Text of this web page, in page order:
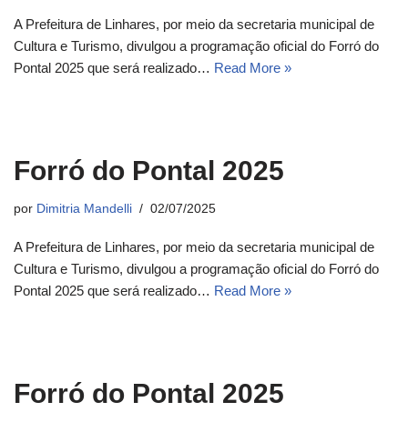
A Prefeitura de Linhares, por meio da secretaria municipal de
Cultura e Turismo, divulgou a programação oficial do Forró do
Pontal 2025 que será realizado… Read More »
Forró do Pontal 2025
por Dimitria Mandelli 02/07/2025
A Prefeitura de Linhares, por meio da secretaria municipal de
Cultura e Turismo, divulgou a programação oficial do Forró do
Pontal 2025 que será realizado… Read More »
Forró do Pontal 2025